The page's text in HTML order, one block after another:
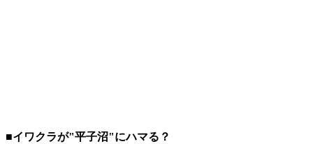
■イワクラが"平子沼"にハマる？